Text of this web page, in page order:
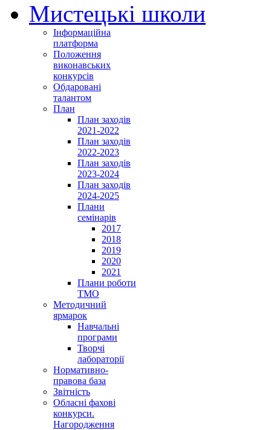
Мистецькі школи
Інформаційна
платформа
Положення
виконавських
конкурсів
Обдаровані
талантом
План
План заходів
2021-2022
План заходів
2022-2023
План заходів
2023-2024
План заходів
2024-2025
Плани
семінарів
2017
2018
2019
2020
2021
Плани роботи
ТМО
Методичний
ярмарок
Навчальні
програми
Творчі
лабораторії
Нормативно-
правова база
Звітність
Обласні фахові
конкурси.
Нагородження